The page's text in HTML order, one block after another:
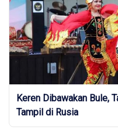
Keren Dibawakan Bule,
Tampil di Rusia